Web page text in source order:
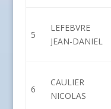
5
LEFEBVRE
JEAN-DANIEL
6
CAULIER
NICOLAS